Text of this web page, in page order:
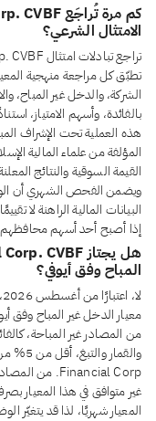
الامتثال الشرعي؟
الشركة، والدخل غير المباح،
بالفائدة، وأسهم الامتياز،
هذه العملية تحت الإشراف
المؤلفة من علماء المالية
القيمة السوقية والنتائج
البيانات المالية الراهنة لا
إذا أصبح أحد أسهم محافظهم
المباح وفق أيوفي؟
من المصادر غير المباحة،
غير متوافق في هذا المعيار
المعيار شهريًا، لذا قد يتغيّر